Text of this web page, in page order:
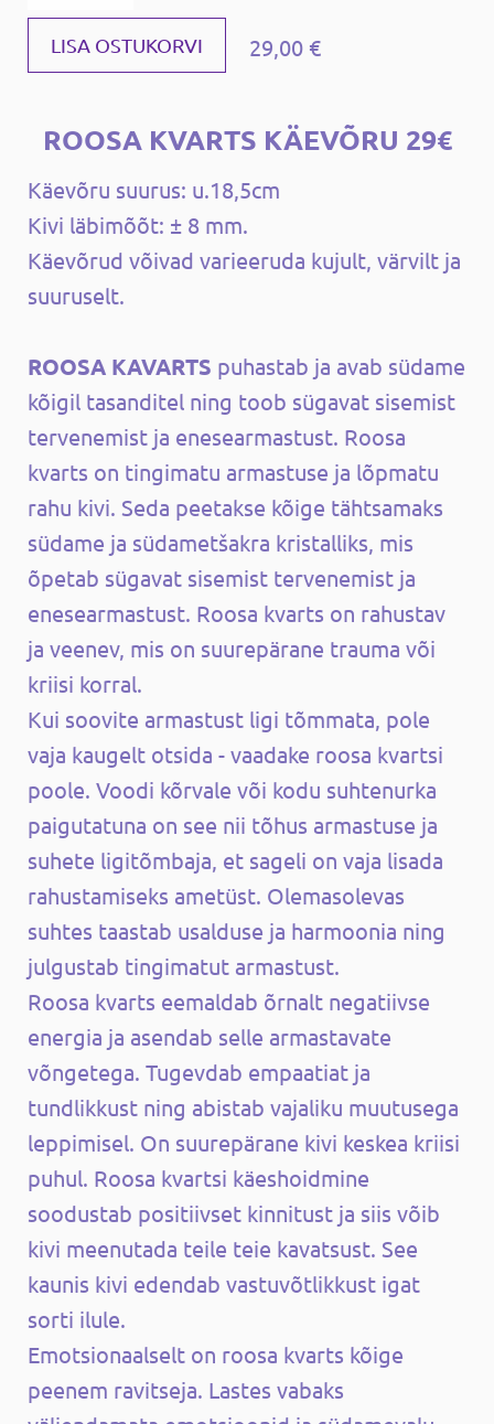
LISA OSTUKORVI 29,00 €
ROOSA KVARTS KÄEVÕRU 29€
Käevõru suurus: u.18,5cm
Kivi läbimõõt: ± 8 mm.
Käevõrud võivad varieeruda kujult, värvilt ja
suuruselt.
ROOSA KAVARTS puhastab ja avab südame
kõigil tasanditel ning toob sügavat sisemist
tervenemist ja enesearmastust. Roosa
kvarts on tingimatu armastuse ja lõpmatu
rahu kivi. Seda peetakse kõige tähtsamaks
südame ja südametšakra kristalliks, mis
õpetab sügavat sisemist tervenemist ja
enesearmastust. Roosa kvarts on rahustav
ja veenev, mis on suurepärane trauma või
kriisi korral.
Kui soovite armastust ligi tõmmata, pole
vaja kaugelt otsida - vaadake roosa kvartsi
poole. Voodi kõrvale või kodu suhtenurka
paigutatuna on see nii tõhus armastuse ja
suhete ligitõmbaja, et sageli on vaja lisada
rahustamiseks ametüst. Olemasolevas
suhtes taastab usalduse ja harmoonia ning
julgustab tingimatut armastust.
Roosa kvarts eemaldab õrnalt negatiivse
energia ja asendab selle armastavate
võngetega. Tugevdab empaatiat ja
tundlikkust ning abistab vajaliku muutusega
leppimisel. On suurepärane kivi keskea kriisi
puhul. Roosa kvartsi käeshoidmine
soodustab positiivset kinnitust ja siis võib
kivi meenutada teile teie kavatsust. See
kaunis kivi edendab vastuvõtlikkust igat
sorti ilule.
Emotsionaalselt on roosa kvarts kõige
peenem ravitseja. Lastes vabaks